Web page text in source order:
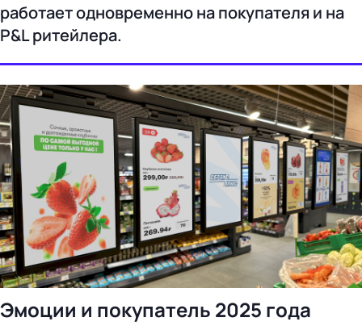
работает одновременно на покупателя и на
P&L ритейлера.
Эмоции и покупатель 2025 года